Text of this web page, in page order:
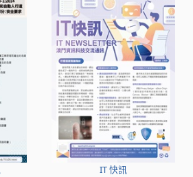
IT 快訊